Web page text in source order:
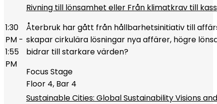
1:30
PM -
1:55
PM
Rivning till lönsamhet eller Från klimatkrav till
Återbruk har gått från hållbarhetsinitiativ till
skapar cirkulära lösningar nya affärer, högre
bidrar till starkare värden?
Focus Stage
Floor 4, Bar 4
Sustainable Cities: Global Sustainability Visions